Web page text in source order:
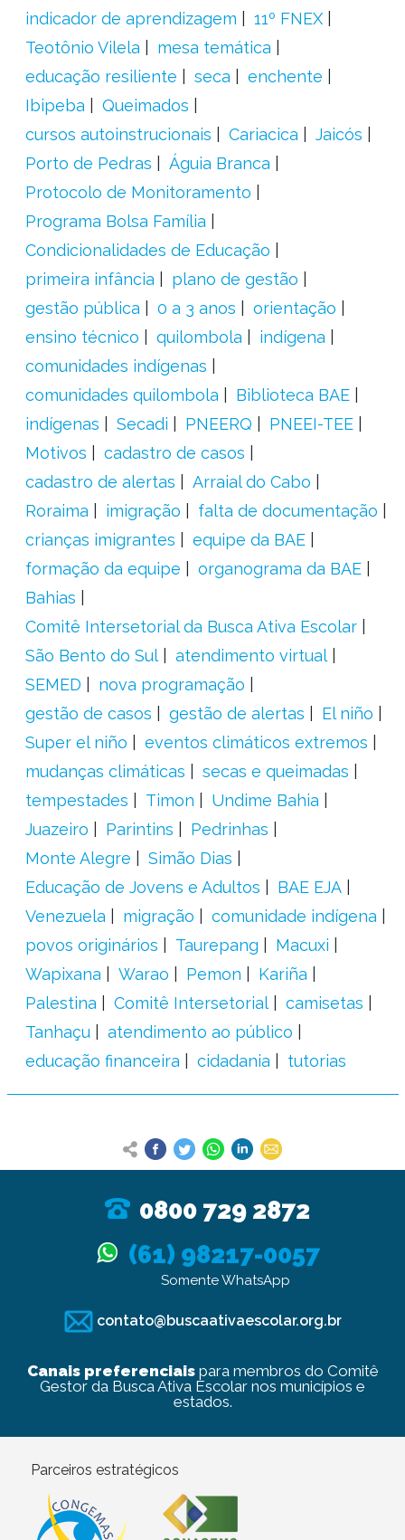
indicador de aprendizagem
11º FNEX
Teotônio Vilela
mesa temática
educação resiliente
seca
enchente
Ibipeba
Queimados
cursos autoinstrucionais
Cariacica
Jaicós
Porto de Pedras
Águia Branca
Protocolo de Monitoramento
Programa Bolsa Família
Condicionalidades de Educação
primeira infância
plano de gestão
gestão pública
0 a 3 anos
orientação
ensino técnico
quilombola
indígena
comunidades indígenas
comunidades quilombola
Biblioteca BAE
indígenas
Secadi PNEERQ
PNEEI-TEE
Motivos
cadastro de casos
cadastro de alertas
Arraial do Cabo
Roraima
imigração
falta de documentação
crianças imigrantes
equipe da BAE
formação da equipe
organograma da BAE
Bahias
Comitê Intersetorial da Busca Ativa Escolar
São Bento do Sul
atendimento virtual
SEMED
nova programação
gestão de casos
gestão de alertas
El niño
Super el niño
eventos climáticos extremos
mudanças climáticas
secas e queimadas
tempestades
Timon
Undime Bahia
Juazeiro
Parintins
Pedrinhas
Monte Alegre
Simão Dias
Educação de Jovens e Adultos
BAE EJA
Venezuela
migração
comunidade indígena
povos originários
Taurepang
Macuxi
Wapixana
Warao Pemon
Kariña
Palestina
Comitê Intersetorial
camisetas
Tanhaçu
atendimento ao público
educação financeira
cidadania tutorias
0800 729 2872
(61) 98217-0057
Somente WhatsApp
contato@buscaativaescolar.org.br
Canais preferenciaispara membros do Comitê
Gestor da Busca Ativa Escolar nos municípios e
estados.
Parceiros estratégicos